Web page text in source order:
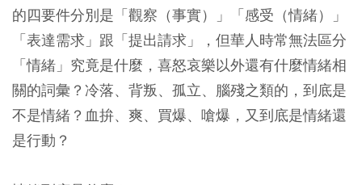
的四要件分別是「觀察（事實）」「感受（情緒）」
「表達需求」跟「提出請求」，但華人時常無法區分
「情緒」究竟是什麼，喜怒哀樂以外還有什麼情緒相
關的詞彙？冷落、背叛、孤立、腦殘之類的，到底是
不是情緒？血拚、爽、買爆、嗆爆，又到底是情緒還
是行動？